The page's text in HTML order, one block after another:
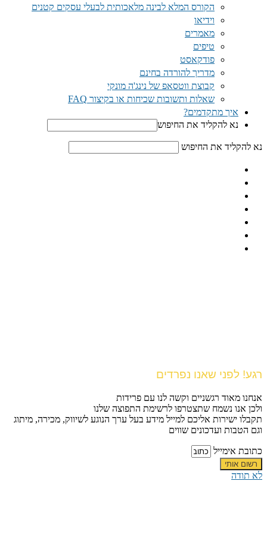
הקורס המלא לבינה מלאכותית לבעלי עסקים קטנים
וידיאו
מאמרים
טיפים
פודקאסט
מדריך להורדה בחינם
קבוצת ווטסאפ של נינג'ה מונקי​
שאלות ותשובות שכיחות או בקיצור FAQ
איך מתקדמים?
נא להקליד את החיפוש
נא להקליד את החיפוש
רגע! לפני שאנו נפרדים
אנחנו מאוד רגשניים וקשה לנו עם פרידות
ולכן אנו נשמח שתצטרפו לרשימת התפוצה שלנו
תקבלו ישירות אליכם למייל מידע בעל ערך הנוגע לשיווק, מכירה, מיתוג
וגם הטבות ועדכונים שווים
כתובת אימייל
רשום אותי
לא תודה